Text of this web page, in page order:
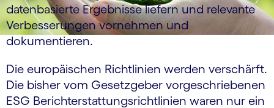
datenbasierte Ergebnisse liefern und relevante
Verbesserungen vornehmen und
dokumentieren.
Die europäischen Richtlinien werden verschärft.
Die bisher vom Gesetzgeber vorgeschriebenen
ESG Berichterstattungsrichtlinien waren nur ein